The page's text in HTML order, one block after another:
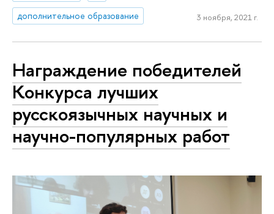
дополнительное образование
3 ноября, 2021 г.
Награждение победителей
Конкурса лучших
русскоязычных научных и
научно-популярных работ